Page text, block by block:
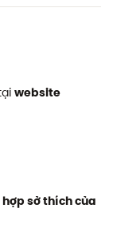
website
sở thích của